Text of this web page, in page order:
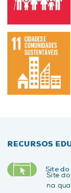
RECURSOS
Site
Site
na